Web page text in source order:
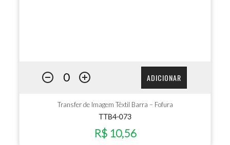
ADICIONAR
Transfer de Imagem Têxtil Barra – Fofura
TTB4-073
R$ 10,56